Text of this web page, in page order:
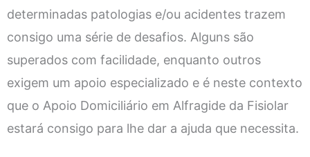
determinadas patologias e/ou acidentes trazem
consigo uma série de desafios. Alguns são
superados com facilidade, enquanto outros
exigem um apoio especializado e é neste contexto
que o Apoio Domiciliário em Alfragide da Fisiolar
estará consigo para lhe dar a ajuda que necessita.